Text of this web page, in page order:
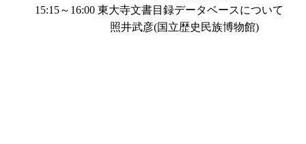
15:15～16:00 東大寺文書目録データベースについて
照井武彦(国立歴史民族博物館)